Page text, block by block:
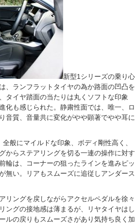
新型1シリーズの乗り心
、ランフラットタイヤの為か路面の凹凸を
タイヤ踏面の当たりは丸くソフトな印象
化も感じられた。静粛性面では、唯一、ロ
音質、音量共に変化がやや顕著でやや耳に
般にマイルドな印象、ボディ剛性高く、
からステアリングを切る一連の操作に対す
輪は、コーナーの狙ったラインを進みピッ
無い。リアもスムーズに追従しアンダース
リングを戻しながらアクセルペダルを徐々
ングの接地感は薄まるが、リヤタイヤはし
ルの戻りもスムーズさがあり気持ち良く加